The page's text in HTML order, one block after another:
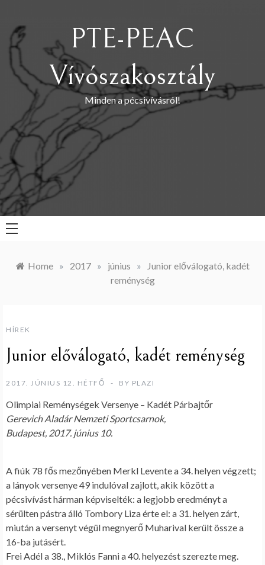
content
PTE-PEAC
Vívószakosztály
Minden a pécsivívásról!
Home » 2017 » június »
Junior előválogató, kadét
reménység
HÍREK
Junior előválogató, kadét reménység
2017. JÚNIUS 12. HÉTFŐ BY PLAZI
Olimpiai Reménységek Versenye – Kadét Párbajtőr
Gerevich Aladár Nemzeti Sportcsarnok,
Budapest, 2017. június 10.
A fiúk 78 fős mezőnyében Merkl Levente a 34. helyen végzett;
a lányok versenye 49 indulóval zajlott, akik között a
pécsivívást hárman képviselték: a legjobb eredményt a
sérülten pástra álló Tombory Liza érte el: a 31. helyen zárt,
miután a versenyt végül megnyerő Muharival került össze a
16-ba jutásért.
Frei Adél a 38., Miklós Fanni a 40. helyezést szerezte meg.